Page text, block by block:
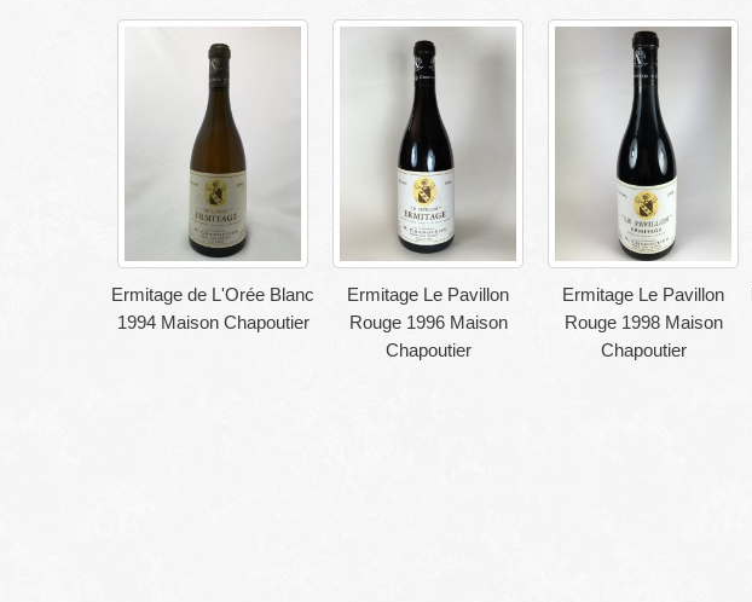
Ermitage de L'Orée Blanc
1994 Maison Chapoutier
Ermitage Le Pavillon
Rouge 1996 Maison
Chapoutier
Ermitage Le Pavillon
Rouge 1998 Maison
Chapoutier